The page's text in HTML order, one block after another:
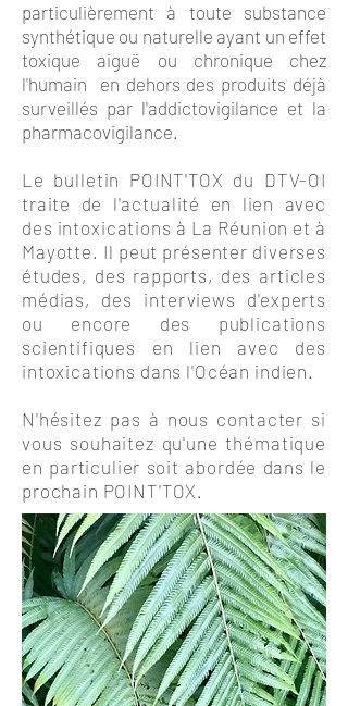
particulièrement à toute substance
synthétique ou naturelle ayant un effet
toxique aiguë ou chronique chez
l'humain en dehors des produits déjà
surveillés par l'addictovigilance et la
pharmacovigilance.
Le bulletin POINT'TOX du DTV-OI
traite de l'actualité en lien avec
des intoxications à La Réunion et à
Mayotte. Il peut présenter diverses
études, des rapports, des articles
médias, des interviews d'experts
ou encore des publications
scientifiques en lien avec des
intoxications dans l'Océan indien.
N'hésitez pas à nous contacter si
vous souhaitez qu'une thématique
en particulier soit abordée dans le
prochain POINT'TOX.